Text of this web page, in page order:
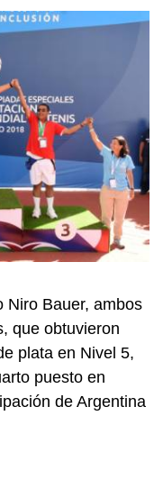
Niro Bauer, ambos
que obtuvieron
plata en Nivel 5,
puesto en
de Argentina